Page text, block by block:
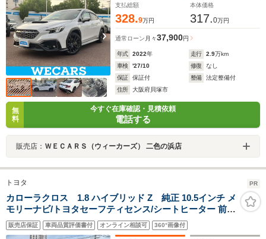
支払総額
328.9万円
本体価格
317.0万円
通常ローン 月々37,900円
年式 2022年 走行 2.9万km
車検
'27/10 修復
なし
保証
保証付 整備
法定整備付
住所
大阪府貝塚市
無
料
今すぐ在庫確認・見積依頼
電話する
販売店： ＷＥＣＡＲＳ（ウィーカーズ） 二色の浜店
トヨタ PR
カローラクロス 1.8 ハイブリッド Z 純正 10.5インチ メ
モリーナビ/トヨタセーフティセンス/シートヒーター 前
席/パノラミックビューモニター/車線逸脱防止支援システ
ム/シート ハーフレザー/電動バックドア
販売店保証 車両品質評価書付 オンライン相談可 360°画像付